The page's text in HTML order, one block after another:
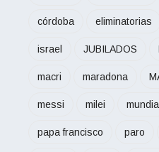
córdoba eliminatorias
israel JUBILADOS
macri maradona
messi milei
papa francisco paro